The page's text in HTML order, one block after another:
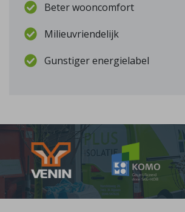
Beter wooncomfort
Milieuvriendelijk
Gunstiger energielabel